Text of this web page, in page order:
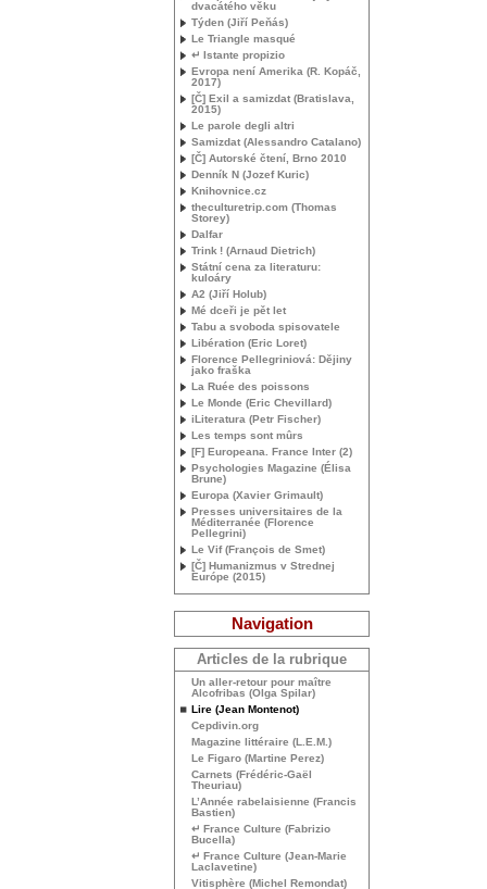
dvacátého věku
Týden (Jiří Peňás)
Le Triangle masqué
↵ Istante propizio
Evropa není Amerika (R. Kopáč,
2017)
[Č] Exil a samizdat (Bratislava,
2015)
Le parole degli altri
Samizdat (Alessandro Catalano)
[Č] Autorské čtení, Brno 2010
Denník N (Jozef Kuric)
Knihovnice.cz
theculturetrip.com (Thomas
Storey)
Dalfar
Trink ! (Arnaud Dietrich)
Státní cena za literaturu:
kuloáry
A2 (Jiří Holub)
Mé dceři je pět let
Tabu a svoboda spisovatele
Libération (Eric Loret)
Florence Pellegriniová: Dějiny
jako fraška
La Ruée des poissons
Le Monde (Eric Chevillard)
iLiteratura (Petr Fischer)
Les temps sont mûrs
[F] Europeana. France Inter (2)
Psychologies Magazine (Élisa
Brune)
Europa (Xavier Grimault)
Presses universitaires de la
Méditerranée (Florence
Pellegrini)
Le Vif (François de Smet)
[Č] Humanizmus v Strednej
Európe (2015)
Navigation
Articles de la rubrique
Un aller-retour pour maître
Alcofribas (Olga Spilar)
Lire (Jean Montenot)
Cepdivin.org
Magazine littéraire (L.E.M.)
Le Figaro (Martine Perez)
Carnets (Frédéric-Gaël
Theuriau)
L’Année rabelaisienne (Francis
Bastien)
↵ France Culture (Fabrizio
Bucella)
↵ France Culture (Jean-Marie
Laclavetine)
Vitisphère (Michel Remondat)